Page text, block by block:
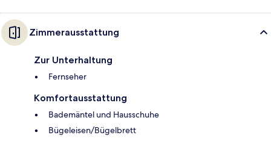
Zimmerausstattung
Zur Unterhaltung
Fernseher
Komfortausstattung
Bademäntel und Hausschuhe
Bügeleisen/Bügelbrett